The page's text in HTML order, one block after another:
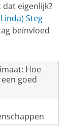
eigenlijk?
Steg
beïnvloed
Hoe
goed